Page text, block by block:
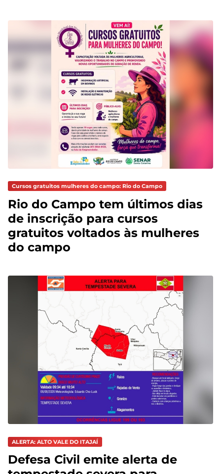
Cursos gratuitos mulheres do campo: Rio do Campo
Rio do Campo tem últimos dias
de inscrição para cursos
gratuitos voltados às mulheres
do campo
ALERTA: ALTO VALE DO ITAJAÍ
Defesa Civil emite alerta de